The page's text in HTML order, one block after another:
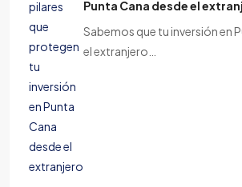
Punta Cana desde el
Sabemos que tu inversión en
el extranjero…